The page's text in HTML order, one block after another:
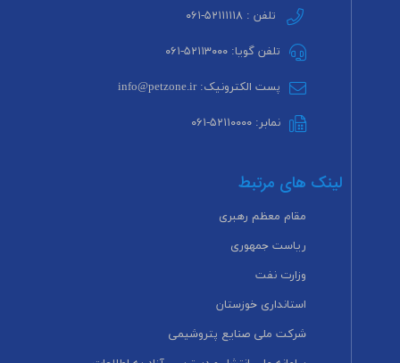
تلفن : ۵۲۱۱۱۱۱۸-۰۶۱
تلفن گویا: ۵۲۱۱۳۰۰۰-۰۶۱
پست الکترونیک: info@petzone.ir
نمابر: ۵۲۱۱۰۰۰۰-۰۶۱
لینک های مرتبط
مقام معظم رهبری
ریاست جمهوری
وزارت نفت
استانداری خوزستان
شرکت ملی صنایع پتروشیمی